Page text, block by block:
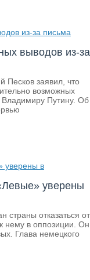
выводов из-за
Песков заявил, что
возможных
Владимиру Путину. Об
уверены
страны отказаться от
нему в оппозиции. Он
Глава немецкого